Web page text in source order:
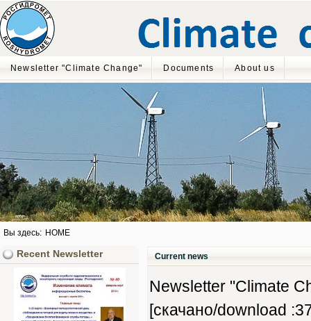
Newsletter "Climate Change" Documents About us
Вы здесь: HOME
Current news
Newsletter "Climate
[скачано/download
Recent Newsletter